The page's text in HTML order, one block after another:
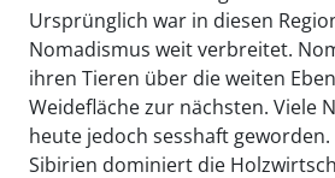
Ursprünglich war in diesen
Nomadismus weit verbreitet.
ihren Tieren über die weiten
Weidefläche zur nächsten. Viele
heute jedoch sesshaft
Sibirien dominiert die